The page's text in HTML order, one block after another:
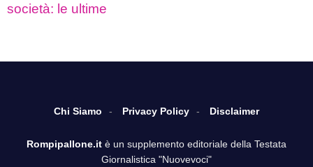
società: le ultime
Chi Siamo Privacy Policy Disclaimer
Rompipallone.it è un supplemento editoriale della Testata
Giornalistica "Nuovevoci"